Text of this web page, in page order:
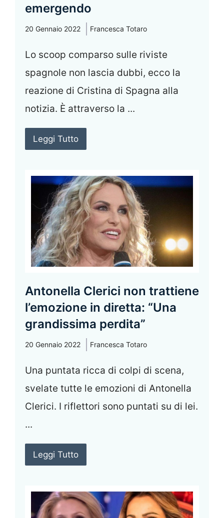
emergendo
20 Gennaio 2022 Francesca Totaro
Lo scoop comparso sulle riviste
spagnole non lascia dubbi, ecco la
reazione di Cristina di Spagna alla
notizia. È attraverso la ...
Leggi Tutto
Antonella Clerici non trattiene
l’emozione in diretta: “Una
grandissima perdita”
20 Gennaio 2022 Francesca Totaro
Una puntata ricca di colpi di scena,
svelate tutte le emozioni di Antonella
Clerici. I riflettori sono puntati su di lei.
...
Leggi Tutto